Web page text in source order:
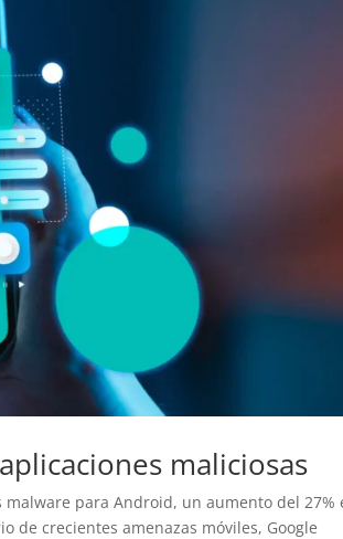
maliciosas
para Android, un aumento del 27%
de crecientes amenazas móviles, Google